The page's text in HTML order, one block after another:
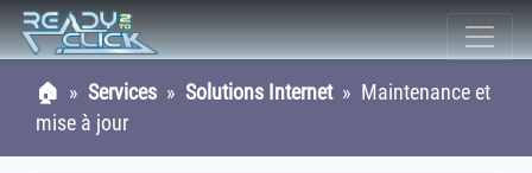
🏠 » Services » Solutions Internet» Maintenance et
mise à jour